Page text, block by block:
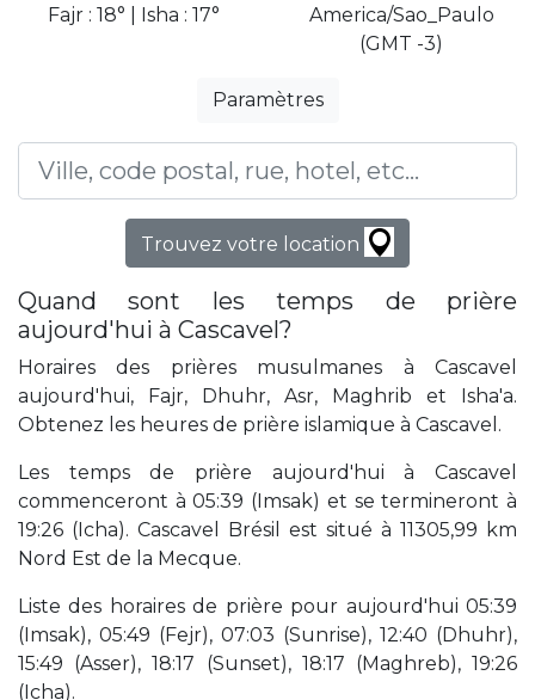
Fajr : 18° | Isha : 17°
America/Sao_Paulo
(GMT -3)
Paramètres
Trouvez votre location
Quand sont les temps de prière
aujourd'hui à Cascavel?
Horaires des prières musulmanes à Cascavel
aujourd'hui, Fajr, Dhuhr, Asr, Maghrib et Isha'a.
Obtenez les heures de prière islamique à Cascavel.
Les temps de prière aujourd'hui à Cascavel
commenceront à 05:39 (Imsak) et se termineront à
19:26 (Icha). Cascavel Brésil est situé à 11305,99 km
Nord Est de la Mecque.
Liste des horaires de prière pour aujourd'hui 05:39
(Imsak), 05:49 (Fejr), 07:03 (Sunrise), 12:40 (Dhuhr),
15:49 (Asser), 18:17 (Sunset), 18:17 (Maghreb), 19:26
(Icha).